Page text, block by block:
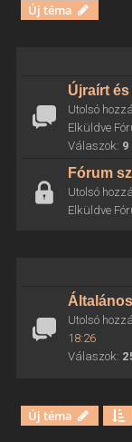
Új téma
Újraírt
Utolsó
Elküldve
Válaszok: 9
Fórum
Utolsó
Elküldve
Utolsó
18:26
Válaszok:
Új téma